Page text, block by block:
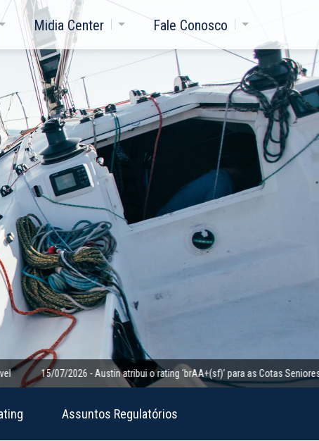
Midia Center Fale Conosco
15/07/2026 - Austin atribui o rating ‘brAA+(sf)’ para as Cotas Seniores da
Assuntos Regulatórios